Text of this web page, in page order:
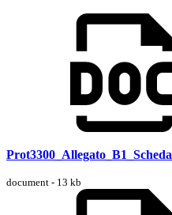
Prot3300_Allegato_B1_Scheda
document - 13 kb